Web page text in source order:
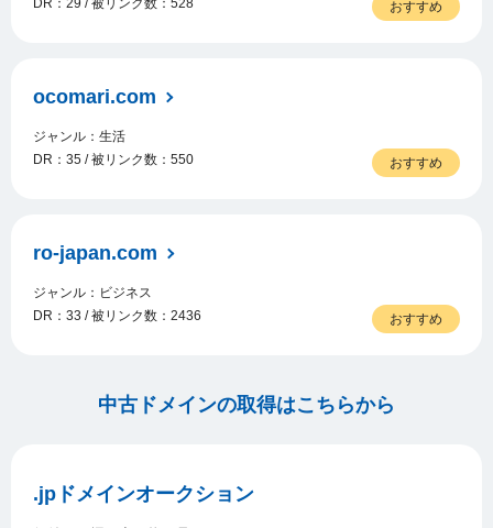
DR：29 / 被リンク数：528
おすすめ
ocomari.com
ジャンル：生活
DR：35 / 被リンク数：550
おすすめ
ro-japan.com
ジャンル：ビジネス
DR：33 / 被リンク数：2436
おすすめ
中古ドメインの取得はこちらから
.jpドメインオークション